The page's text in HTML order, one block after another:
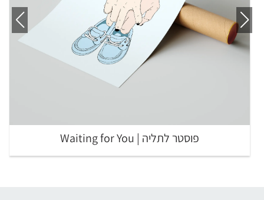
פוסטר לתליה | Waiting for You